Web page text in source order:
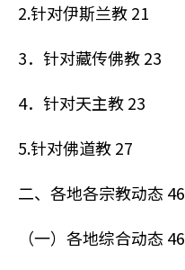
2.针对伊斯兰教 21
3．针对藏传佛教 23
4．针对天主教 23
5.针对佛道教 27
二、各地各宗教动态 46
（一）各地综合动态 46